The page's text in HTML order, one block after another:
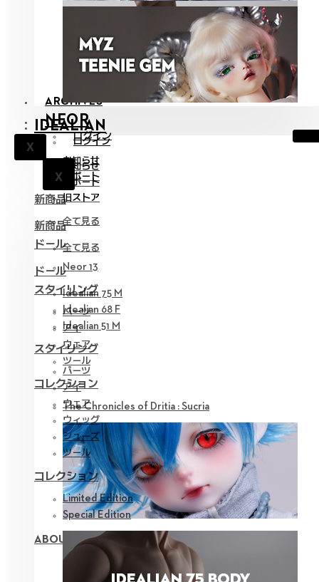
ARCHIVES
X
NEOR
ログイン
X
お知らせ
サポート
新商品
全て見る
ドール
Neor 13
スタイリング
パーツ
アイ
ウェア
ツール
コレクション
The Chronicles of Dritia : Sucria
ABOUT NEOR 13
IDEALIAN
ログイン
X
お知らせ
サポート
旧ストア
新商品
全て見る
ドール
Idealian 75 M
Idealian 68 F
Idealian 51 M
スタイリング
パーツ
アイ
ウェア
ウィッグ
シューズ
ツール
コレクション
Limited Edition
Special Edition